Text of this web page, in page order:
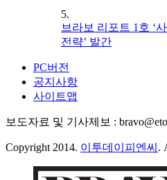
5.
브라보 리포트 1호 ‘
전략’ 발간
PC버전
공지사항
사이트맵
보도자료 및 기사제보 :
Copyright 2014. 이투데이피엔씨 .